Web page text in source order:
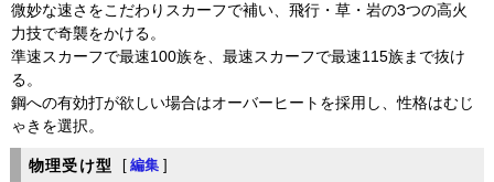
微妙な速さをこだわりスカーフで補い、飛行・草・岩の3つの高火
力技で奇襲をかける。
準速スカーフで最速100族を、最速スカーフで最速115族まで抜け
る。
鋼への有効打が欲しい場合はオーバーヒートを採用し、性格はむじ
ゃきを選択。
物理受け型 [ 編集 ]